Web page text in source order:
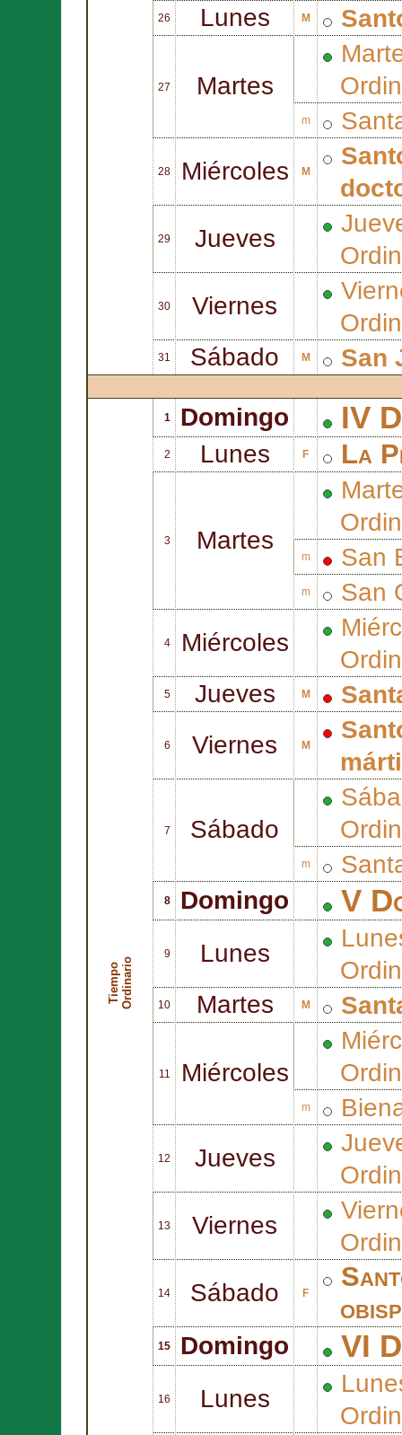
26 Lunes M
27 Martes
m
28 Miércoles M
29 Jueves
30 Viernes
31 Sábado M San
T
i
e
m
p
o
O
r
d
i
n
a
r
io
1 Domingo IV
2 Lunes F La
3 Martes
m San
m San
4 Miércoles
5 Jueves M
6 Viernes M
7 Sábado
m
8 Domingo V
9 Lunes
10 Martes M
11 Miércoles
m
12 Jueves
13 Viernes
14 Sábado F
15 Domingo VI
16 Lunes